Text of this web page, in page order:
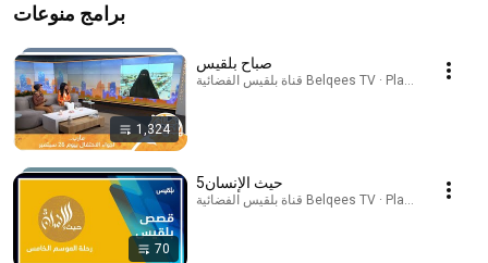
برامج منوعات
1,324
صباح بلقيس
قناة بلقيس الفضائية Belqees TV · Playlist
70
حيث الإنسان5
قناة بلقيس الفضائية Belqees TV · Playlist